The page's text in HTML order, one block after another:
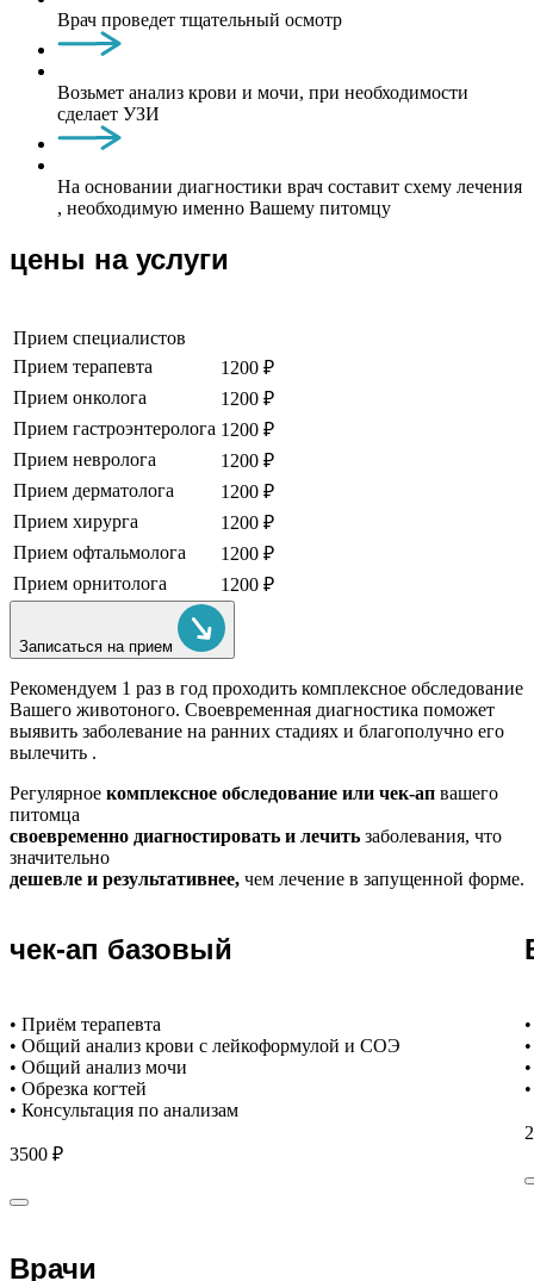
Врач проведет тщательный осмотр
Возьмет анализ крови и мочи, при необходимости
сделает УЗИ
На основании диагностики врач составит схему лечения
, необходимую именно Вашему питомцу
цены на услуги
Прием специалистов
Прием терапевта
1200 ₽
Прием онколога
1200 ₽
Прием гастроэнтеролога 1200 ₽
Прием невролога
1200 ₽
Прием дерматолога
1200 ₽
Прием хирурга
1200 ₽
Прием офтальмолога
1200 ₽
Прием орнитолога
1200 ₽
Записаться на прием
Рекомендуем 1 раз в год проходить комплексное обследование
Вашего животоного. Своевременная диагностика поможет
выявить заболевание на ранних стадиях и благополучно его
вылечить .
Регулярное комплексное обследование или чек-ап вашего
питомца
своевременно диагностировать и лечить заболевания, что
значительно
дешевле и результативнее, чем лечение в запущенной форме.
чек-ап базовый
• Приём терапевта
• Общий анализ крови с лейкоформулой и СОЭ
• Общий анализ мочи
• Обрезка когтей
• Консультация по анализам
3500 ₽
Врачи